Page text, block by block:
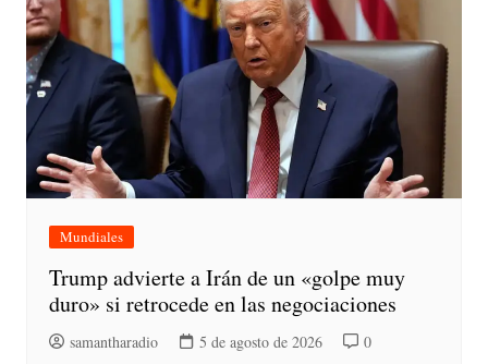
Mundiales
Trump advierte a Irán de un «golpe muy
duro» si retrocede en las negociaciones
samantharadio 5 de agosto de 2026 0